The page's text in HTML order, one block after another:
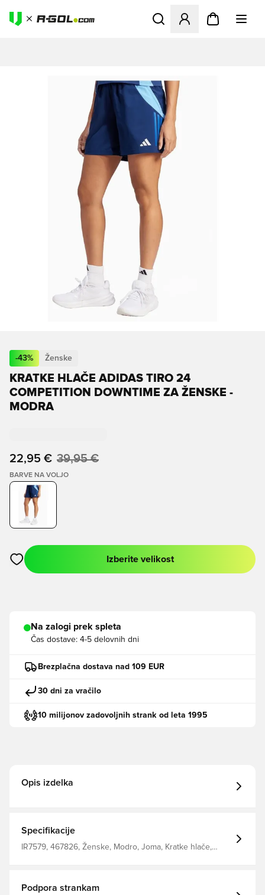
Odpre Modal za prijavo ali
-43% Ženske
KRATKE HLAČE ADIDAS TIRO 24
COMPETITION DOWNTIME ZA ŽENSKE -
MODRA
22,95 € 39,95 €
BARVE NA VOLJO
Odpre Modal za prijavo ali vpis kot član
Izberite velikost
Na zalogi prek spleta
Čas dostave: 4-5 delovnih dni
Brezplačna dostava nad 109 EUR
30 dni za vračilo
10 milijonov zadovoljnih strank od leta 1995
Opis izdelka
Specifikacije
IR7579, 467826, Ženske, Modro, Joma, Kratke hlače,
Podpora strankam